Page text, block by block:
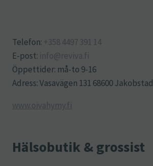
Telefon: +358 4497 391 14
E-post: info@reviva.fi
Öppettider: må-to 9-16
Adress: Vasavägen 131 68600 Jakobstad
www.oivahymy.fi
Hälsobutik & grossist